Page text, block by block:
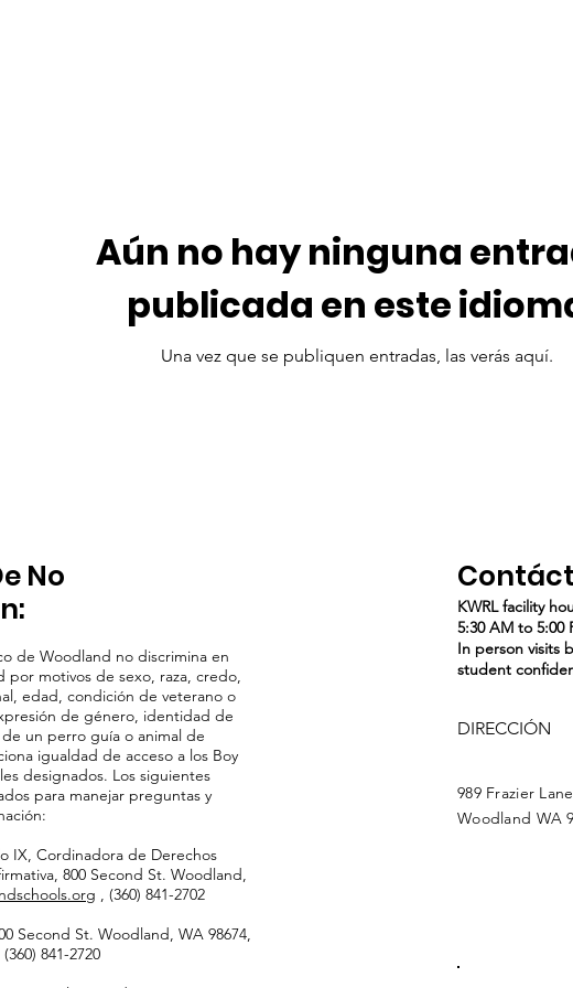
Aún no hay ninguna
publicada en este
Una vez que se publiquen entradas, las verás aquí.
No
de Woodland no discrimina en
por motivos de sexo, raza, credo,
edad, condición de veterano o
de género, identidad de
un perro guía o animal de
igualdad de acceso a los Boy
designados. Los siguientes
para manejar preguntas y
IX, Cordinadora de Derechos
800 Second St. Woodland,
, (360) 841-2702
Second St. Woodland, WA 98674,
(360) 841-2720
KWRL facility
5:30 AM to 5:00
In person visits
student
DIRECCIÓN
989 Frazier Lane
Woodland WA